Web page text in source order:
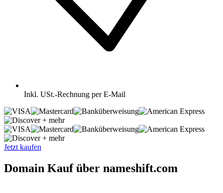
Inkl. USt.-Rechnung per E-Mail
+ mehr
+ mehr
Jetzt kaufen
Domain Kauf über nameshift.com